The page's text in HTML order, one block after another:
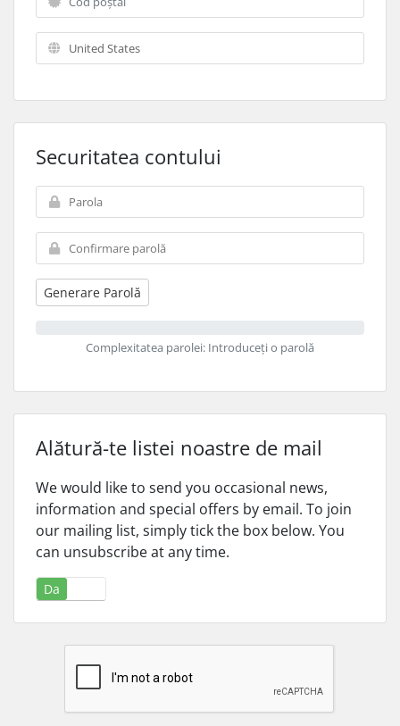
Securitatea contului
Generare Parolă
Complexitatea parolei: Introduceți o parolă
Alătură-te listei noastre de mail
We would like to send you occasional news,
information and special offers by email. To join
our mailing list, simply tick the box below. You
can unsubscribe at any time.
Da